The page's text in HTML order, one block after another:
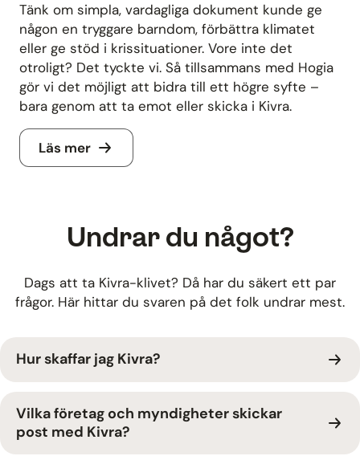
Tänk om simpla, vardagliga dokument kunde ge
någon en tryggare barndom, förbättra klimatet
eller ge stöd i krissituationer. Vore inte det
otroligt? Det tyckte vi. Så tillsammans med Hogia
gör vi det möjligt att bidra till ett högre syfte –
bara genom att ta emot eller skicka i Kivra.
Läs mer
Undrar du något?
Dags att ta Kivra-klivet? Då har du säkert ett par
frågor. Här hittar du svaren på det folk undrar mest.
Hur skaffar jag Kivra?
Vilka företag och myndigheter skickar
post med Kivra?